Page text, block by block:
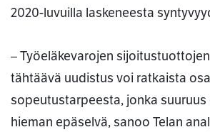
2020-luvuilla laskeneesta
– Työeläkevarojen
tähtäävä uudistus voi ratkaista
sopeutustarpeesta, jonka
hieman epäselvä, sanoo Telan